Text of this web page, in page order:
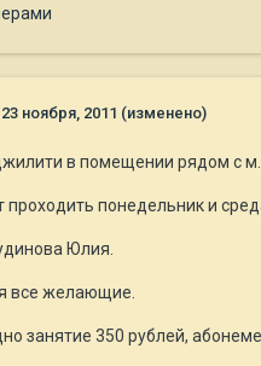
23 ноября, 2011 (изменено)
в помещении рядом с м.
проходить понедельник и
Юлия.
все желающие.
занятие 350 рублей,